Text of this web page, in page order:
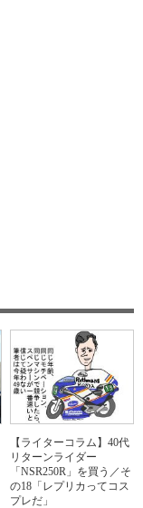
【ライターコラム】40代
リターンライダー
「NSR250R」を買う／そ
の18「レプリカってコス
プレだ」